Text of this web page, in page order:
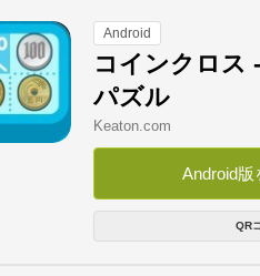
Android
コインクロス
パズル
Keaton.com
Android版
QR